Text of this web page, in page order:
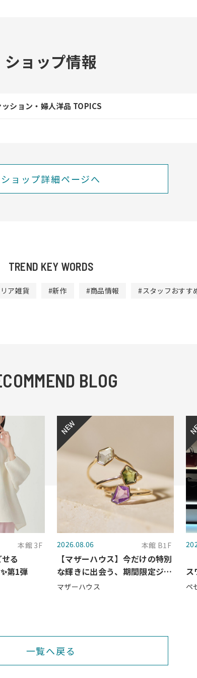
ショップ情報
ッション・婦人洋品 TOPICS
ショップ詳細ページへ
TREND KEY WORDS
ア雑貨 #新作 #商品情報 #スタッフおすす
BLOG
本館 3F
る
第1弾
NEW
2026.08.06 本館 B1F
【マザーハウス】今だけの特別
な輝きに出会う、期間限定ジュ
エリーコレクション （8/7～
マザーハウス ペ
一覧へ戻る